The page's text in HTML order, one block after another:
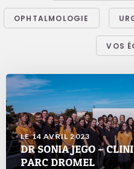
OPHTALMOLOGIE
VOS
LE 14 AVRIL 2023
DR SONIA JEGO –
PARC DROMEL